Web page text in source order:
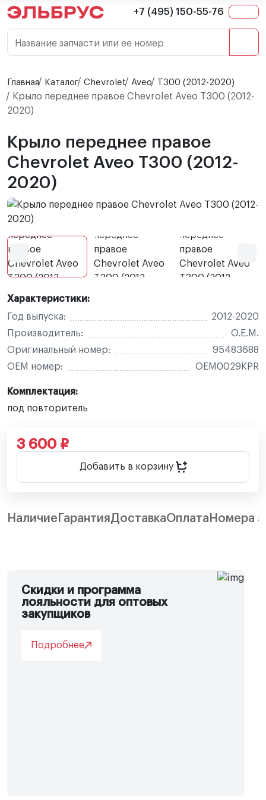
+7 (495) 150-55-76
Название запчасти или ее номер
Главная Каталог Chevrolet Aveo T300 (2012-2020)
Крыло переднее правое Chevrolet Aveo T300 (2012-
2020)
Крыло переднее правое
Chevrolet Aveo T300 (2012-
2020)
Характеристики:
Год выпуска:
2012-2020
Производитель:
O.E.M.
Оригинальный номер:
95483688
OEM номер:
OEM0029KPR
Комплектация:
под повторитель
3 600 ₽
Добавить в корзину
Наличие ГарантияДоставкаОплата Номера
Скидки и программа
лояльности для оптовых
закупщиков
Подробнее